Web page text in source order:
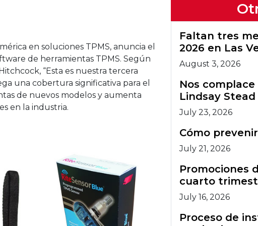
en soluciones TPMS, anuncia el
de herramientas TPMS. Según
“Esta es nuestra tercera
una cobertura significativa para el
de nuevos modelos y aumenta
en la industria.
Faltan tres
2026 en Las
August 3, 2026
Nos
Lindsay
July 23, 2026
Cómo
July 21, 2026
Promociones
cuarto
July 16, 2026
Proceso de